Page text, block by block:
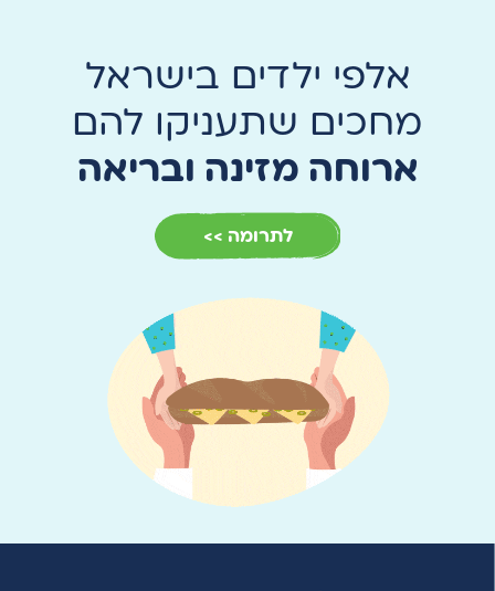
אלפי ילדים בישראל
מחכים שתעניקו להם
ארוחה מזינה ובריאה
לתרומה >>